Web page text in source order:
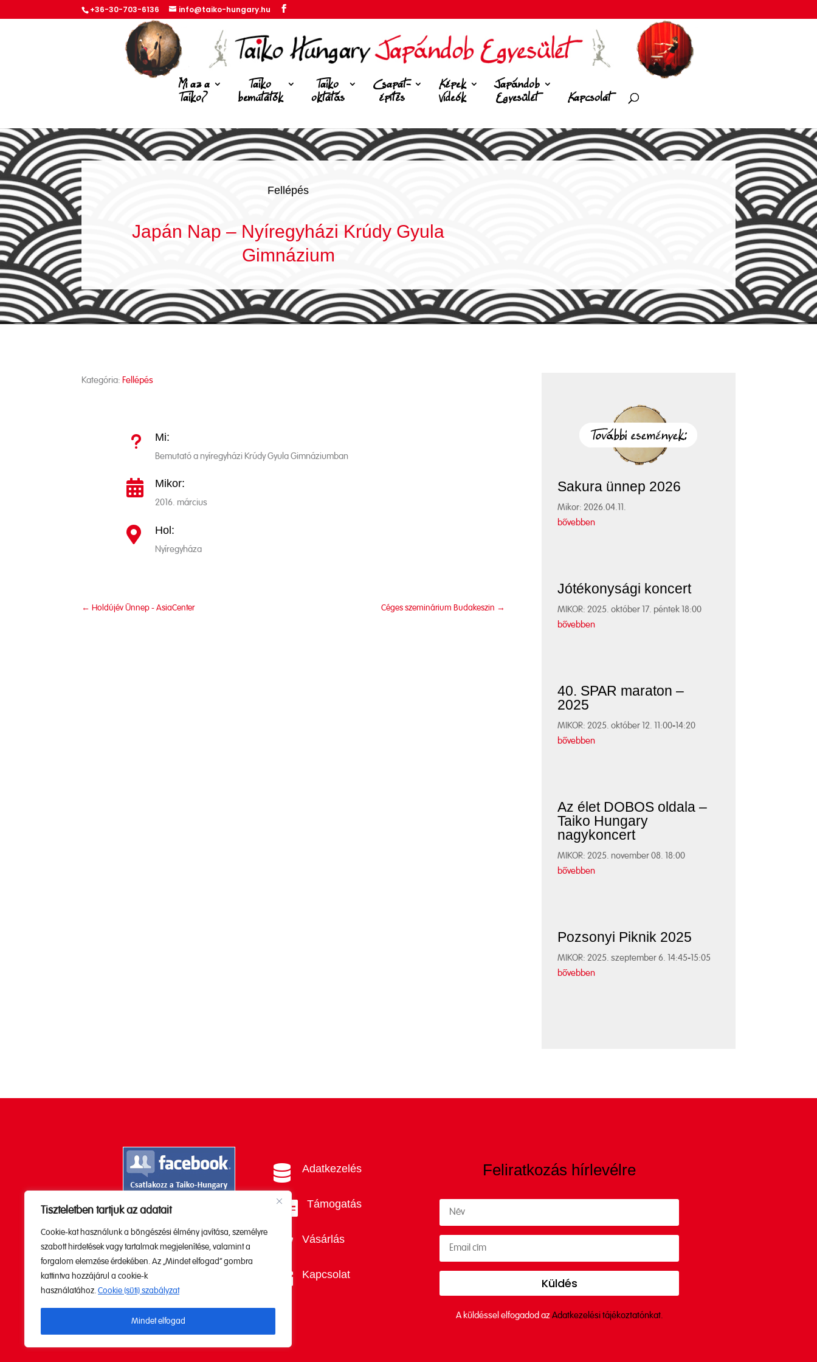
Tiszteletben tartjuk az adatait
Cookie-kat használunk a böngészési élmény javítása, személyre
szabott hirdetések vagy tartalmak megjelenítése, valamint a
forgalom elemzése érdekében. Az „Mindet elfogad” gombra
kattintva hozzájárul a cookie-k
használatához. Cookie (süti) szabályzat
Mindet elfogad
+36-30-703-6136 info@taiko-hungary.hu
Mi az a
Taiko?
Taiko
bemutatók
Taiko
oktatás
Csapat-
építés
Képek
Videók
Japándob
Egyesület
Kapcsolat
Fellépés
Japán Nap – Nyíregyházi Krúdy Gyula
Gimnázium
Kategória: Fellépés
u Mi:
Bemutató a nyíregyházi Krúdy Gyula Gimnáziumban
 Mikor:
2016. március
 Hol:
Nyíregyháza
← Holdújév Ünnep - AsiaCenter Céges szeminárium Budakeszin →
Sakura ünnep 2026
Mikor: 2026.04.11.
bővebben
Jótékonysági koncert
MIKOR: 2025. október 17. péntek 18:00
bővebben
40. SPAR maraton –
2025
MIKOR: 2025. október 12. 11:00-14:20
bővebben
Az élet DOBOS oldala –
Taiko Hungary
nagykoncert
MIKOR: 2025. november 08. 18:00
bővebben
Pozsonyi Piknik 2025
MIKOR: 2025. szeptember 6. 14:45-15:05
bővebben

Kövesd a Youtube
csatornánkat!
 Adatkezelés
 Támogatás
 Vásárlás
 Kapcsolat
Feliratkozás hírlevélre
Küldés
A küldéssel elfogadod az Adatkezelési tájékoztatónkat.